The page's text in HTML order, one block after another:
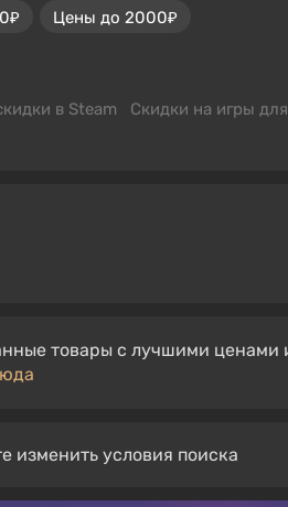
Цены до 2000₽
в Steam Скидки на игры
товары с лучшими ценами
изменить условия поиска